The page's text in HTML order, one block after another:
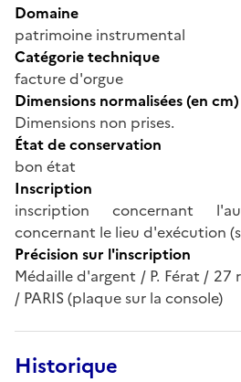
Domaine
patrimoine instrumental
Catégorie technique
facture d'orgue
Dimensions normalisées (en cm)
Dimensions non prises.
État de conservation
bon état
Inscription
inscription concernant
concernant le lieu d'exécution
Précision sur l'inscription
Médaille d'argent / P. Férat / 27
/ PARIS (plaque sur la console)
Historique